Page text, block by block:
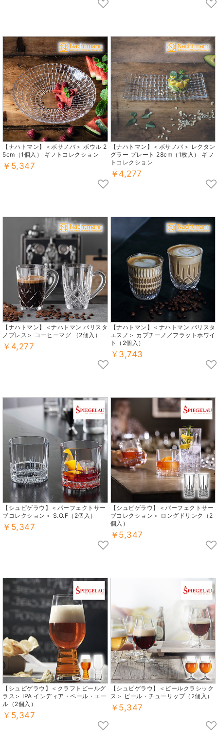
【ナハトマン】＜ボサノバ＞ ボウル 2
5cm（1個入） ギフトコレクション
￥5,347
【ナハトマン】＜ボサノバ＞ レクタン
グラー プレート 28cm（1枚入） ギフ
トコレクション
￥4,277
【ナハトマン】＜ナハトマン バリスタ
ノブレス＞ コーヒーマグ （2個入）
￥4,277
【ナハトマン】＜ナハトマン バリスタ
エスノ＞ カプチーノ／フラットホワイ
ト（2個入）
￥3,743
【シュピゲラウ】＜パーフェクトサー
ブコレクション＞ S.O.F（2個入）
￥5,347
【シュピゲラウ】＜パーフェクトサー
ブコレクション＞ ロングドリンク（2
個入）
￥5,347
【シュピゲラウ】＜クラフトビールグ
ラス＞ IPA インディア・ペール・エー
ル（2個入）
￥5,347
【シュピゲラウ】＜ビールクラシック
ス＞ ビール・チューリップ（2個入）
￥5,347